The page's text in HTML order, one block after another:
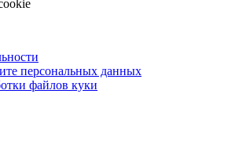
персональных данных
файлов куки